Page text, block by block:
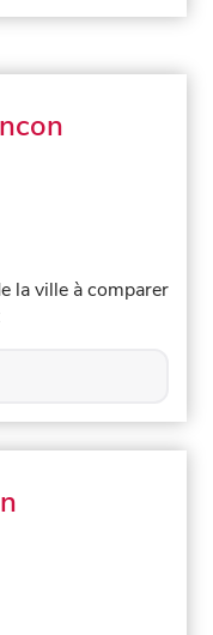
la ville à comparer